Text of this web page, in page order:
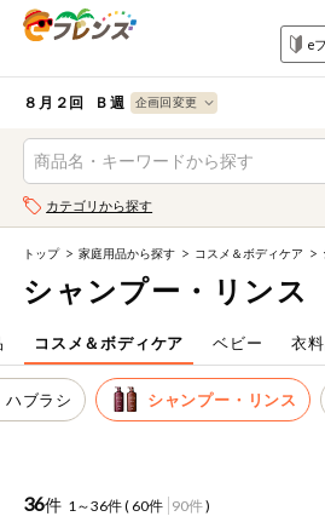
e
ログイン
生協加入はこちら
登録から開始まで
注文番号注文
８月２回 Ｂ週
食品
から探す
果物
野菜
肉・ハム・ソ
ーセージ
魚介・加工品
米・雑穀など
パン・ジャム
果物すべて
カテゴリから探す
検索条件を指定してください。全項
も検索できます。
キーワード
キーワードをすべて含む
メーカー名
トップ 家庭用品から探す コスメ＆ボディケア
シャンプー・リンス
コスメ＆ボディケア ベビー 衣
ハブラシ シャンプー・リンス
36件 1～36件 ( 60件 90件)